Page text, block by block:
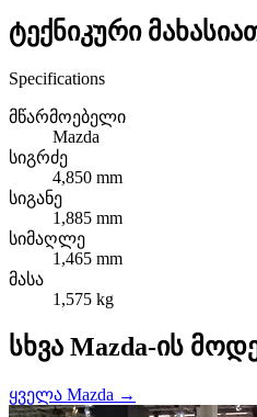
ტექნიკური
Specifications
მწარმოებელი
Mazda
სიგრძე
4,850 mm
სიგანე
1,885 mm
სიმაღლე
1,465 mm
მასა
1,575 kg
სხვა Mazda-ის
ყველა Mazda →